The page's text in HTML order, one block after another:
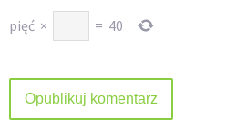
pięć × = 40